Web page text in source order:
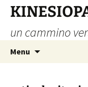
contenuto
un cammino
Menu